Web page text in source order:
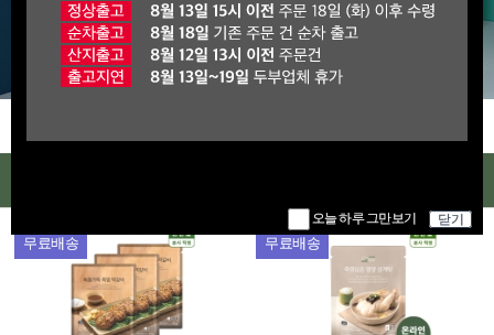
신제품
무료배송 무료배송
오늘 하루 그만보기 닫기